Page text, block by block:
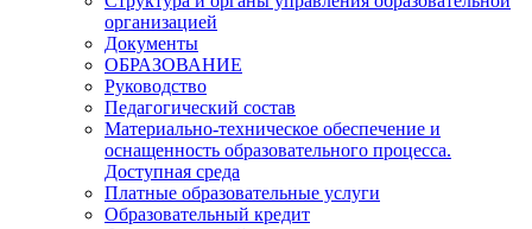
организацией
Документы
ОБРАЗОВАНИЕ
Руководство
Педагогический состав
Материально-техническое обеспечение и
оснащенность образовательного процесса.
Доступная среда
Платные образовательные услуги
Образовательный кредит